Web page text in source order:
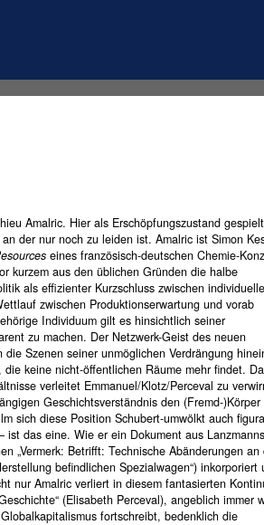
Amalric. Hier als Erschöpfungszustand
der nur noch zu leiden ist. Amalric ist Simon
eines französisch-deutschen Chemie-
kurzem aus den üblichen Gründen die halbe
als effizienter Kurzschluss zwischen
zwischen Produktionserwartung und vorab
Individuum gilt es hinsichtlich seiner
zu machen. Der Netzwerk-Geist des neuen
Szenen seiner unmöglichen Verdrängung
keine nicht-öffentlichen Räume mehr findet.
verleitet Emmanuel/Klotz/Perceval zu
Geschichtsverständnis den (Fremd-)Körper
sich diese Position Schubert-umwölkt auch
das eine. Wie er ein Dokument aus Lanzmanns
„Vermerk: Betrifft: Technische Abänderungen an
befindlichen Spezialwagen“) inkorporiert
nur Amalric verliert in diesem fantasierten
(Elisabeth Perceval), angeblich immer
fortschreibt, bedenklich die